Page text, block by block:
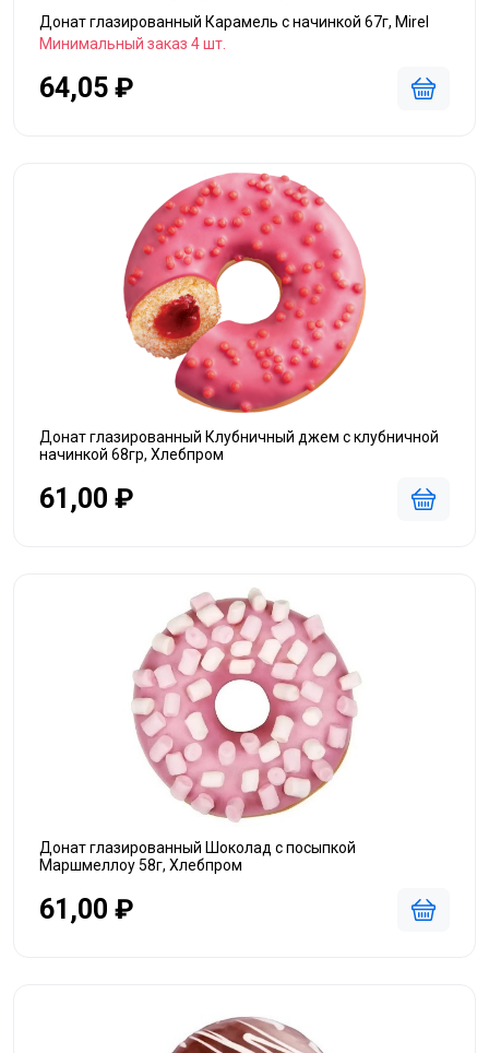
Донат глазированный Карамель с начинкой 67г, Mirel
Минимальный заказ 4 шт.
64,05 ₽
Донат глазированный Клубничный джем с клубничной
начинкой 68гр, Хлебпром
61,00 ₽
Донат глазированный Шоколад с посыпкой
Маршмеллоу 58г, Хлебпром
61,00 ₽